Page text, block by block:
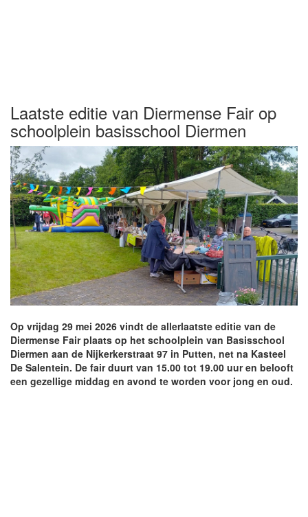
Laatste editie van Diermense Fair op
schoolplein basisschool Diermen
Op vrijdag 29 mei 2026 vindt de allerlaatste editie van de
Diermense Fair plaats op het schoolplein van Basisschool
Diermen aan de Nijkerkerstraat 97 in Putten, net na Kasteel
De Salentein. De fair duurt van 15.00 tot 19.00 uur en belooft
een gezellige middag en avond te worden voor jong en oud.